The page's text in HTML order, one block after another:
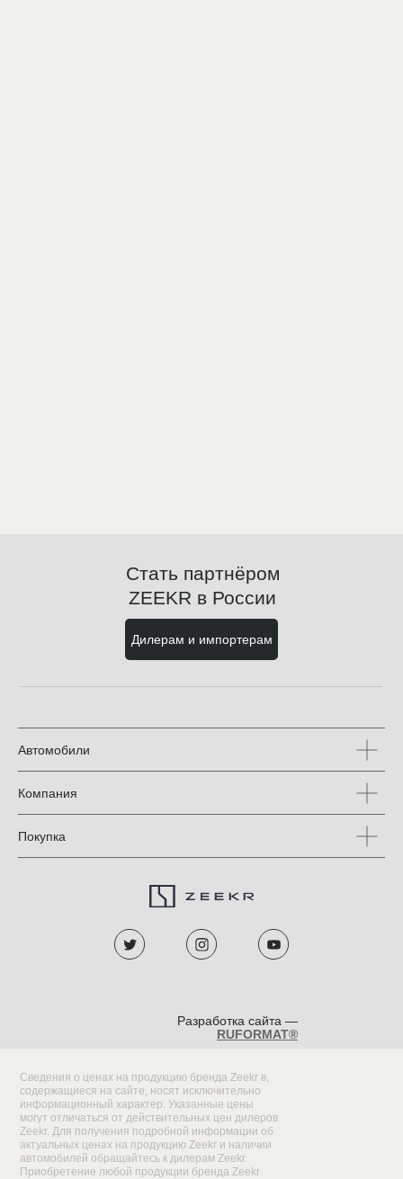
Дилерам и импортерам
Стать партнёром
ZEEKR в России
Автомобили
Компания
Покупка
Разработка сайта —
RUFORMAT®
Сведения о ценах на продукцию бренда Zeekr в,
содержащиеся на сайте, носят исключительно
информационный характер. Указанные цены
могут отличаться от действительных цен дилеров
Zeekr. Для получения подробной информации об
актуальных ценах на продукцию Zeekr и наличии
автомобилей обращайтесь к дилерам Zeekr.
Приобретение любой продукции бренда Zeekr